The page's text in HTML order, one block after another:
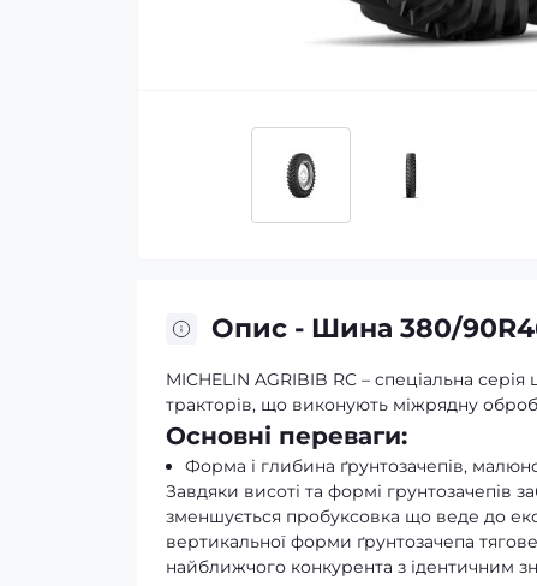
Опис - Шина 380/
MICHELIN AGRIBIB RC – cпеціальна
тракторів, що виконують міжрядну
Основні переваги:
Форма і глибина ґрунтозачепів,
Завдяки висоті та формі грунтозачепів
зменшується пробуксовка що веде до
вертикальної форми ґрунтозачепа
найближчого конкурента з ідентичним